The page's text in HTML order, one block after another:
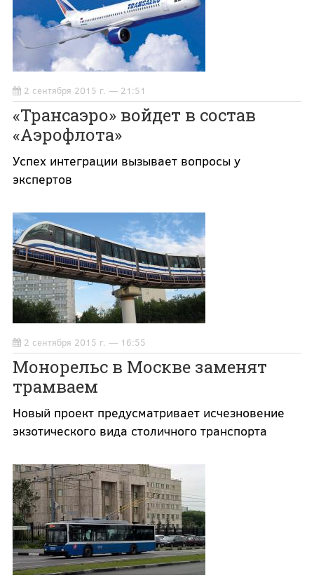
2 сентября 2015 г. — 21:51
«Трансаэро» войдет в состав
«Аэрофлота»
Успех интеграции вызывает вопросы у
экспертов
2 сентября 2015 г. — 16:55
Монорельс в Москве заменят
трамваем
Новый проект предусматривает исчезновение
экзотического вида столичного транспорта